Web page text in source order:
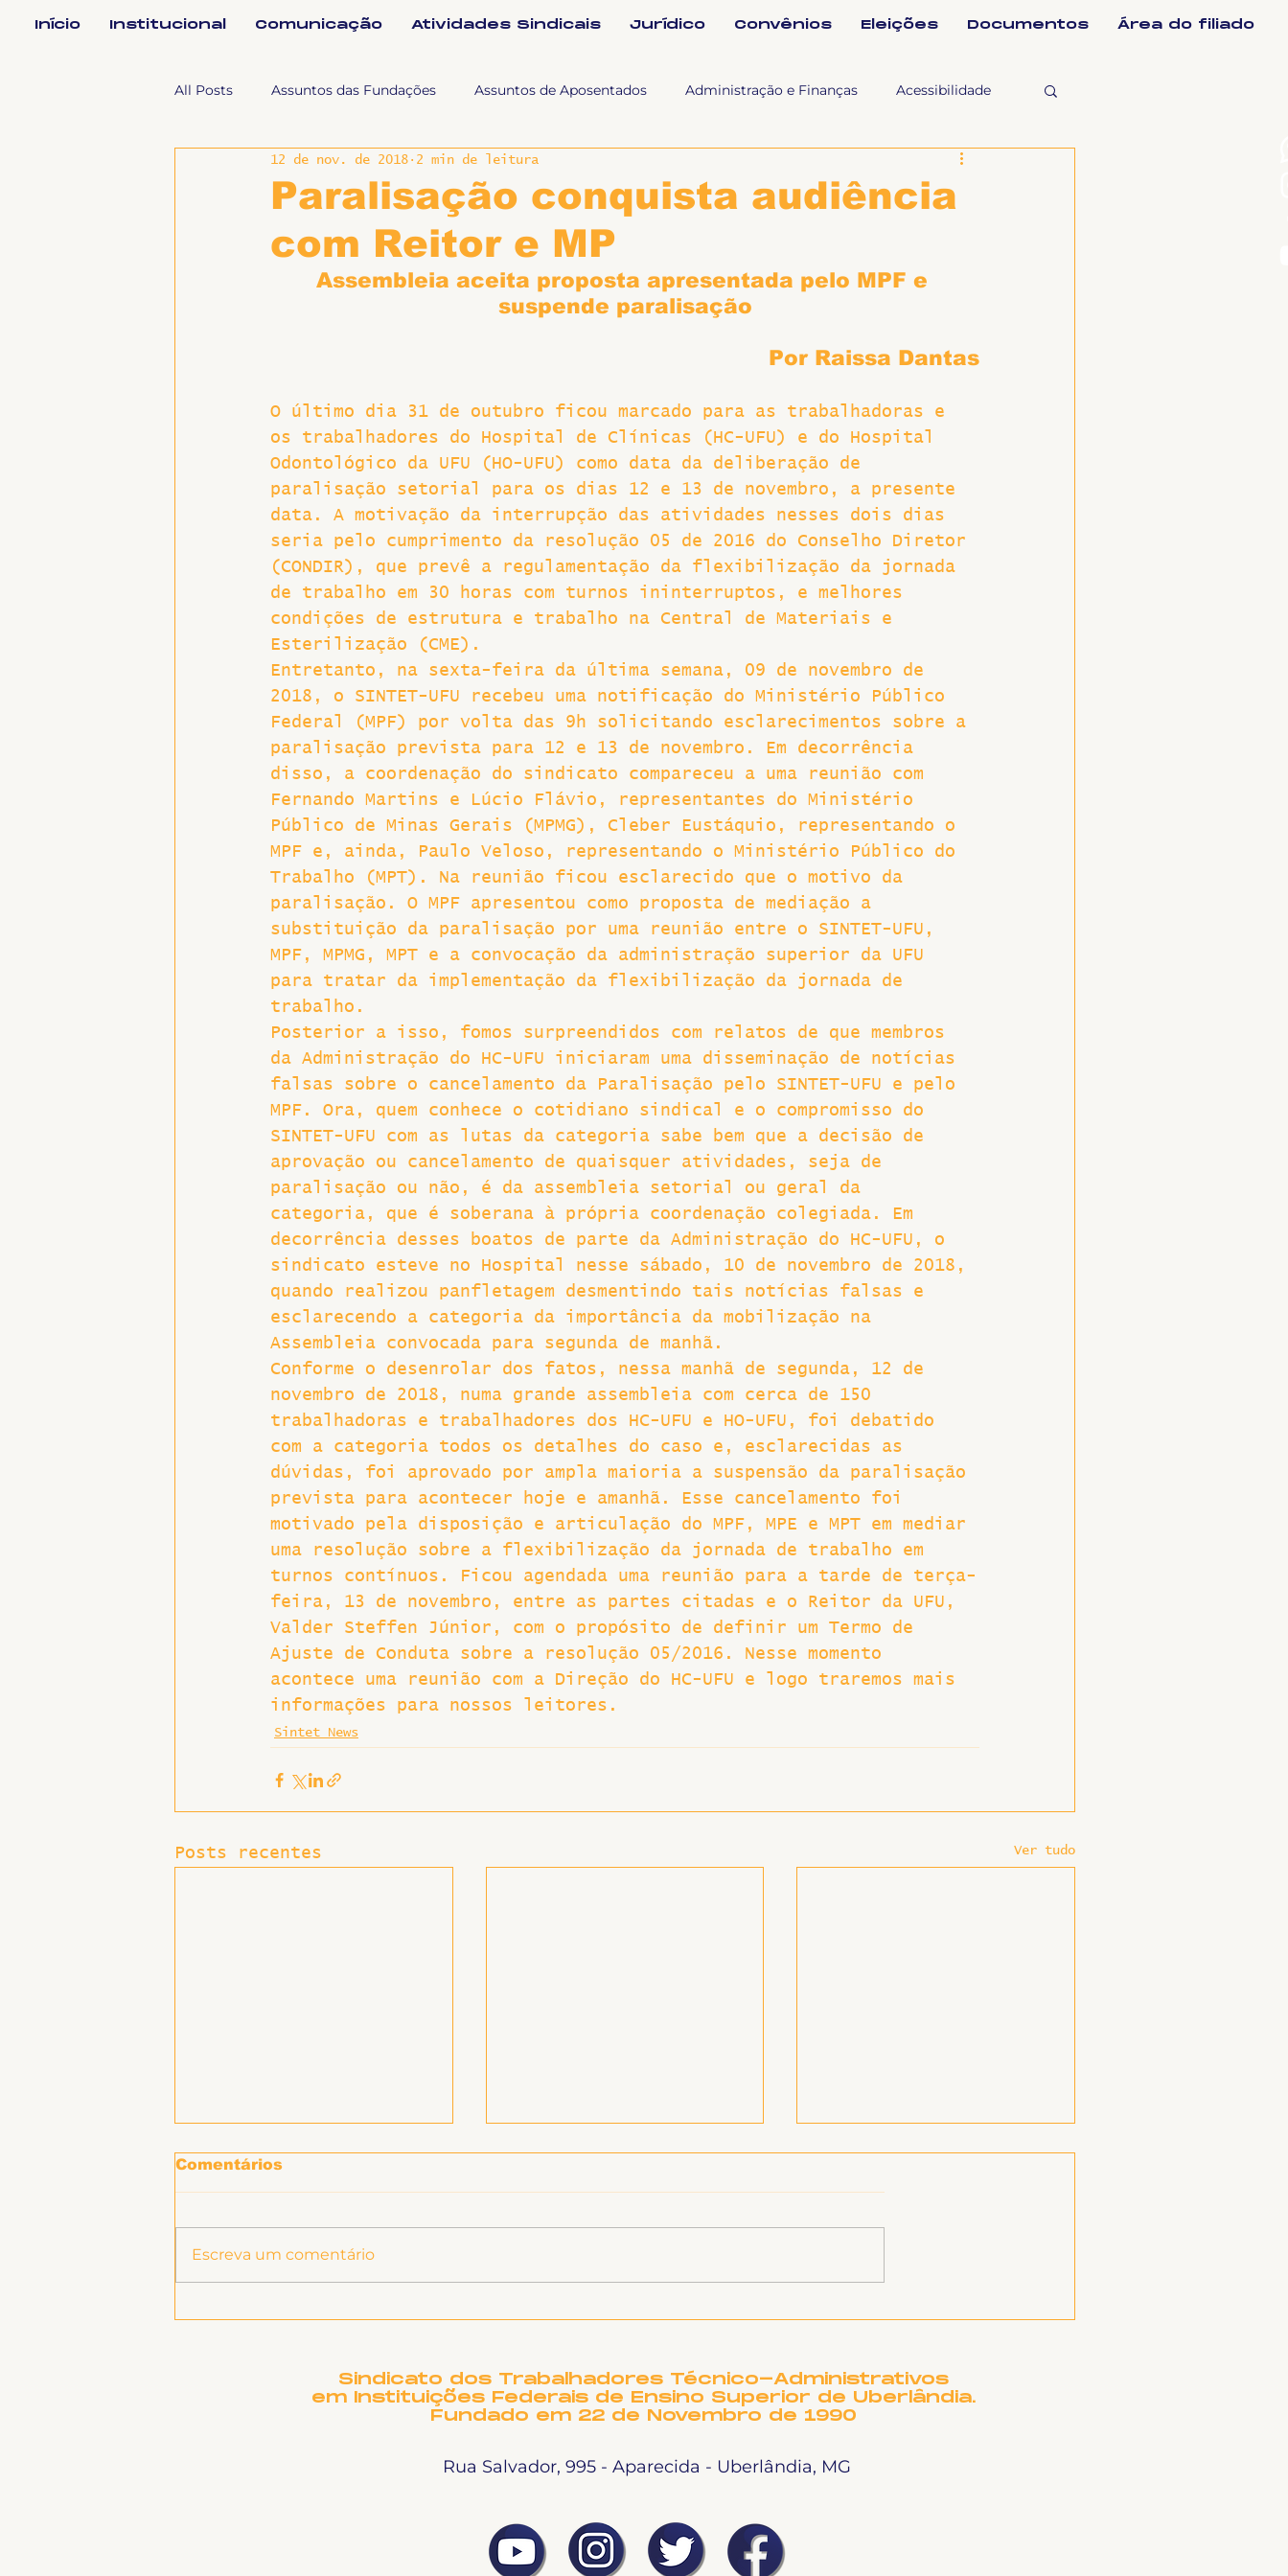
Início Institucional Comunicação Atividades Sindicais Jurídico Convênios Eleições Documentos Área do filiado
All Posts Assuntos das Fundações Assuntos de Aposentados Administração e Finanças Acessibilidade
Assuntos Jurídicos e Relação de Tra Fala SINTET-UFU
Coordenações Efetivos Documentos Formação e Relações Sindicais
Imprensa e comunicação Politicas Socias Antirracismo
Hospitais e Saúde Pública Greve
Paralisação conquista audiência
com Reitor e MP
12 de nov. de 2018 2 min de leitura
Assembleia aceita proposta apresentada pelo MPF e
suspende paralisação
Por Raissa Dantas
O último dia 31 de outubro ficou marcado para as trabalhadoras e
os trabalhadores do Hospital de Clínicas (HC-UFU) e do Hospital
Odontológico da UFU (HO-UFU) como data da deliberação de
paralisação setorial para os dias 12 e 13 de novembro, a presente
data. A motivação da interrupção das atividades nesses dois dias
seria pelo cumprimento da resolução 05 de 2016 do Conselho Diretor
(CONDIR), que prevê a regulamentação da flexibilização da jornada
de trabalho em 30 horas com turnos ininterruptos, e melhores
condições de estrutura e trabalho na Central de Materiais e
Esterilização (CME).
Entretanto, na sexta-feira da última semana, 09 de novembro de
2018, o SINTET-UFU recebeu uma notificação do Ministério Público
Federal (MPF) por volta das 9h solicitando esclarecimentos sobre a
paralisação prevista para 12 e 13 de novembro. Em decorrência
disso, a coordenação do sindicato compareceu a uma reunião com
Fernando Martins e Lúcio Flávio, representantes do Ministério
Público de Minas Gerais (MPMG), Cleber Eustáquio, representando o
MPF e, ainda, Paulo Veloso, representando o Ministério Público do
Trabalho (MPT). Na reunião ficou esclarecido que o motivo da
paralisação. O MPF apresentou como proposta de mediação a
substituição da paralisação por uma reunião entre o SINTET-UFU,
MPF, MPMG, MPT e a convocação da administração superior da UFU
para tratar da implementação da flexibilização da jornada de
trabalho.
Posterior a isso, fomos surpreendidos com relatos de que membros
da Administração do HC-UFU iniciaram uma disseminação de notícias
falsas sobre o cancelamento da Paralisação pelo SINTET-UFU e pelo
MPF. Ora, quem conhece o cotidiano sindical e o compromisso do
SINTET-UFU com as lutas da categoria sabe bem que a decisão de
aprovação ou cancelamento de quaisquer atividades, seja de
paralisação ou não, é da assembleia setorial ou geral da
categoria, que é soberana à própria coordenação colegiada. Em
decorrência desses boatos de parte da Administração do HC-UFU, o
sindicato esteve no Hospital nesse sábado, 10 de novembro de 2018,
quando realizou panfletagem desmentindo tais notícias falsas e
esclarecendo a categoria da importância da mobilização na
Assembleia convocada para segunda de manhã.
Conforme o desenrolar dos fatos, nessa manhã de segunda, 12 de
novembro de 2018, numa grande assembleia com cerca de 150
trabalhadoras e trabalhadores dos HC-UFU e HO-UFU, foi debatido
com a categoria todos os detalhes do caso e, esclarecidas as
dúvidas, foi aprovado por ampla maioria a suspensão da paralisação
prevista para acontecer hoje e amanhã. Esse cancelamento foi
motivado pela disposição e articulação do MPF, MPE e MPT em mediar
uma resolução sobre a flexibilização da jornada de trabalho em
turnos contínuos. Ficou agendada uma reunião para a tarde de terça-
feira, 13 de novembro, entre as partes citadas e o Reitor da UFU,
Valder Steffen Júnior, com o propósito de definir um Termo de
Ajuste de Conduta sobre a resolução 05/2016. Nesse momento
acontece uma reunião com a Direção do HC-UFU e logo traremos mais
informações para nossos leitores.
Sintet News
Posts recentes Ver tudo
assédio e discriminação
na UFU: uma política
pela construção de
Informe sobre RSC
Comentários
Escreva um comentário
Sindicato dos Trabalhadores Técnico-Administrativos
em Instituições Federais de Ensino Superior de Uberlândia.
Fundado em 22 de Novembro de 1990
Rua Salvador, 995 - Aparecida - Uberlândia, MG